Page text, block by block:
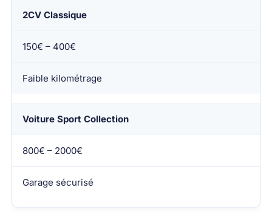
2CV Classique
150€ – 400€
Faible kilométrage
Voiture Sport Collection
800€ – 2000€
Garage sécurisé